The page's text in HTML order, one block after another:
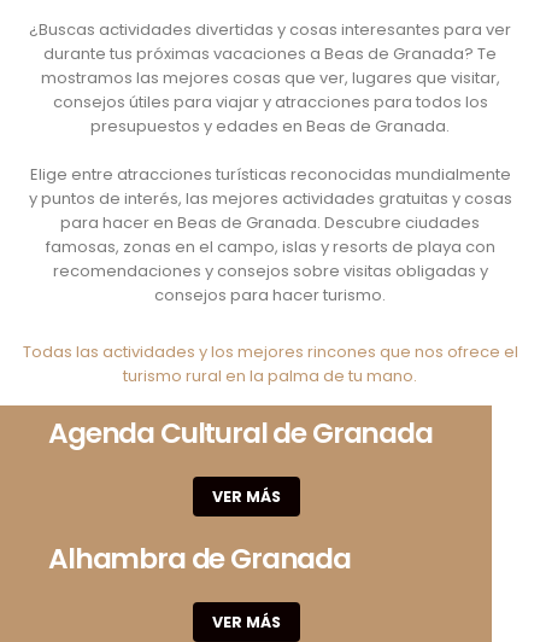
¿Buscas actividades divertidas y cosas interesantes para ver
durante tus próximas vacaciones a Beas de Granada? Te
mostramos las mejores cosas que ver, lugares que visitar,
consejos útiles para viajar y atracciones para todos los
presupuestos y edades en Beas de Granada.
Elige entre atracciones turísticas reconocidas mundialmente
y puntos de interés, las mejores actividades gratuitas y cosas
para hacer en Beas de Granada. Descubre ciudades
famosas, zonas en el campo, islas y resorts de playa con
recomendaciones y consejos sobre visitas obligadas y
consejos para hacer turismo.
Todas las actividades y los mejores rincones que nos ofrece el
turismo rural en la palma de tu mano.
Agenda Cultural de Granada
VER MÁS
Alhambra de Granada
VER MÁS